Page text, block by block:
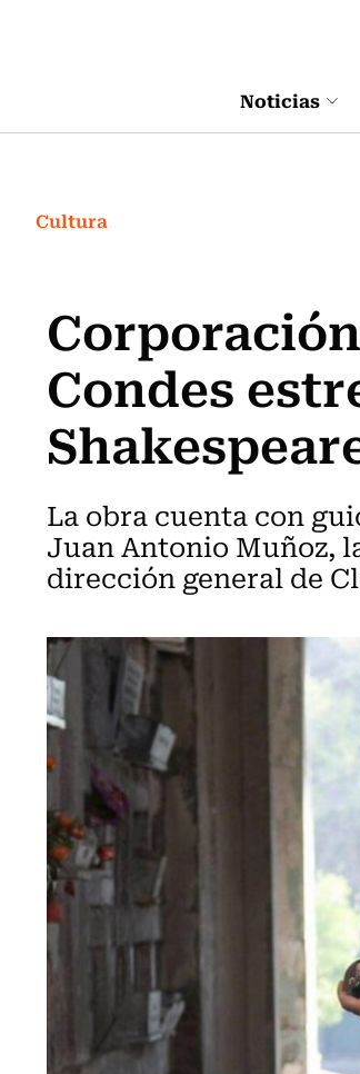
Noticias
Cultura
Condes
La obra cuenta con
Juan Antonio Muñoz,
dirección general de